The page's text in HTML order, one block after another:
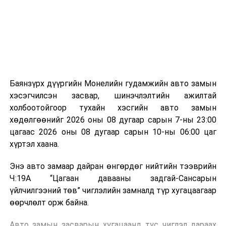
болон дулааны эрчим хүч үйлдвэрлэхэд ашиглаж
болдог. Зарим технологийн хувьд шаталтын дараа
үлдэх үнснээс фосфор зэрэг ашигт эрдсийг сэргээн
авах боломжтой аж.
Япон, Герман, Швейцар, Нидерланд, Өмнөд Солонгос
зэрэг улс лаг хатаах, шатаах технологийг ашиглаж
байна. Тухайлбал, Германд лаг шатаах үйлдвэрээс
гарсан үнснээс фосфор сэргээн авах технологи
ашигладаг бол Нидерландад төвлөрсөн лаг
боловсруулах үйлдвэрүүдээр дулаан, цахилгаан
Баянзүрх дүүргийн Монелийн гудамжийн авто замын
хэсэгчилсэн засвар, шинэчлэлтийн ажилтай
холбоотойгоор тухайн хэсгийн авто замын
хөдөлгөөнийг 2026 оны 08 дугаар сарын 7-ны 23:00
цагаас 2026 оны 08 дугаар сарын 10-ны 06:00 цаг
хүртэл хаана.
Энэ авто замаар дайран өнгөрдөг нийтийн тээврийн
Ч:19А “Цагаан давааны задгай-Сансарын
үйлчилгээний төв” чиглэлийн замналд түр хугацаагаар
өөрчлөлт орж байна.